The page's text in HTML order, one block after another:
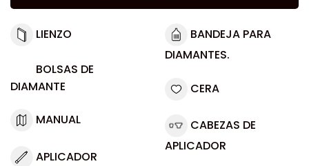
LIENZO
BOLSAS DE
DIAMANTE
MANUAL
APLICADOR
BANDEJA PARA
DIAMANTES.
CERA
CABEZAS DE
APLICADOR